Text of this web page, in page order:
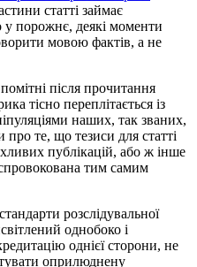
статті займає
у порожнє, деякі моменти
мовою фактів, а не
після прочитання
тісно переплітається із
наших, так званих,
те, що тезиси для статті
публікацій, або ж інше
тим самим
розслідувальної
однобоко і
однієї сторони, не
оприлюднену